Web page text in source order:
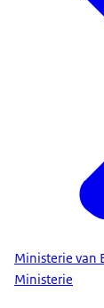
Ministerie van
Ministerie